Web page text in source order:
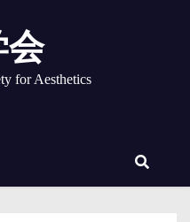
会
for Aesthetics